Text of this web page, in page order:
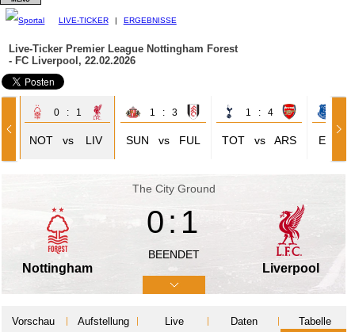
LIVE-TICKER | ERGEBNISSE
Live-Ticker Premier League Nottingham Forest
- FC Liverpool, 22.02.2026
0 : 1
NOT vs LIV
1 : 3
SUN vs FUL
1 : 4
TOT vs ARS EVE
The City Ground
Nottingham
0:1
BEENDET
Liverpool
Vorschau Aufstellung Live Daten Tabelle